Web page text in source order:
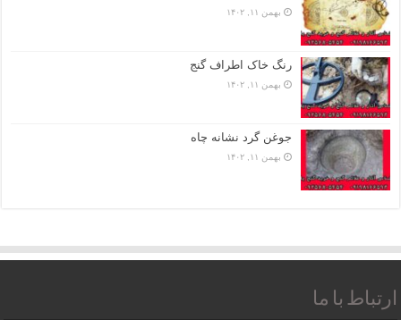
بهمن ۱۱, ۱۴۰۲
رنگ خاک اطراف گنج
بهمن ۱۱, ۱۴۰۲
جوغن گرد نشانه چاه
بهمن ۱۱, ۱۴۰۲
ارتباط با ما